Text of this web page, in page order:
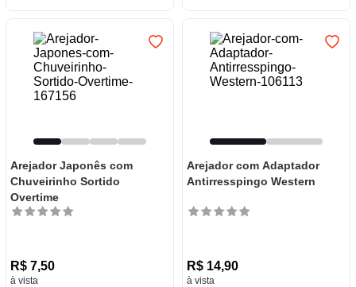
Arejador Japonês com
Chuveirinho Sortido
Overtime
R$ 7,50
à vista
Arejador com Adaptador
Antirresspingo Western
R$ 14,90
à vista